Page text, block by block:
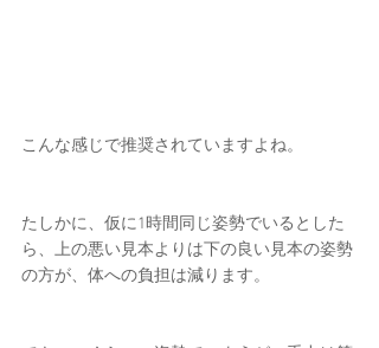
こんな感じで推奨されていますよね。
たしかに、仮に1時間同じ姿勢でいるとした
ら、上の悪い見本よりは下の良い見本の姿勢
の方が、体への負担は減ります。